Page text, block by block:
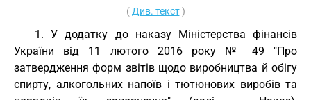
( Див. текст)
1. У додатку до наказу Міністерства фінансів
України від 11 лютого 2016 року № 49 "Про
затвердження форм звітів щодо виробництва й обігу
спирту, алкогольних напоїв і тютюнових виробів та